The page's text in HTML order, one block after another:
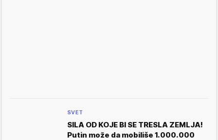
SVET
SILA OD KOJE BI SE TRESLA ZEMLJA!
Putin može da mobiliše 1.000.000